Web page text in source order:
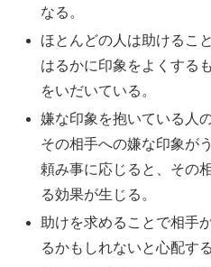
なる。
ほとんどの人は助けるこ
はるかに印象をよくする
をいだいている。
嫌な印象を抱いている人
その相手への嫌な印象が
頼み事に応じると、その
る効果が生じる。
助けを求めることで相手
るかもしれないと心配す